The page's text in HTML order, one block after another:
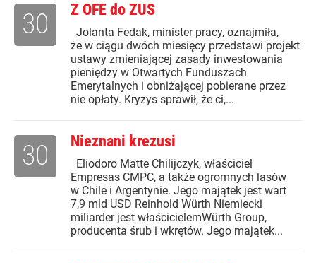
Z OFE do ZUS
Jolanta Fedak, minister pracy, oznajmiła,
że w ciągu dwóch miesięcy przedstawi projekt
ustawy zmieniającej zasady inwestowania
pieniędzy w Otwartych Funduszach
Emerytalnych i obniżającej pobierane przez
nie opłaty. Kryzys sprawił, że ci,...
30
Nieznani krezusi
Eliodoro Matte Chilijczyk, właściciel
Empresas CMPC, a także ogromnych lasów
w Chile i Argentynie. Jego majątek jest wart
7,9 mld USD Reinhold Würth Niemiecki
miliarder jest właścicielemWürth Group,
producenta śrub i wkrętów. Jego majątek...
30